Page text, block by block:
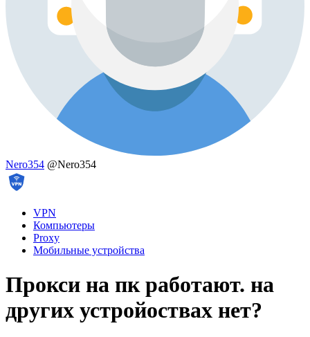
Nero354 @Nero354
VPN
Компьютеры
Proxy
Мобильные устройства
Прокси на пк работают. на
других устройоствах нет?